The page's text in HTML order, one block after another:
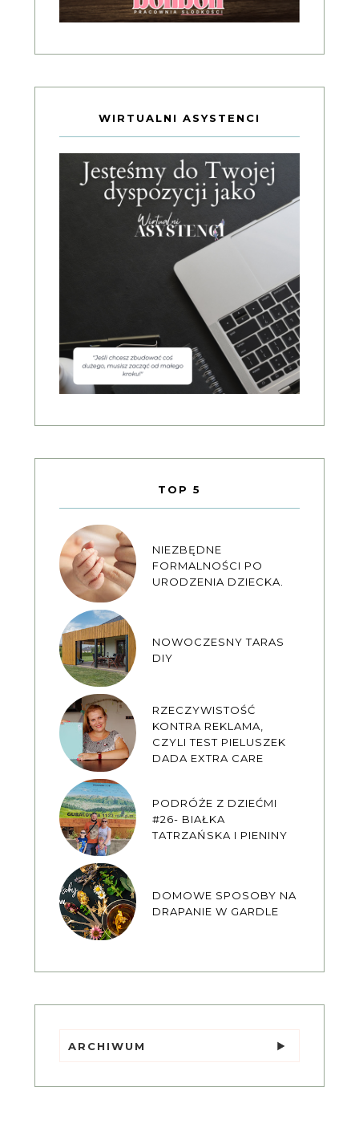
WIRTUALNI ASYSTENCI
TOP 5
NIEZBĘDNE
FORMALNOŚCI PO
URODZENIA DZIECKA.
NOWOCZESNY TARAS
DIY
RZECZYWISTOŚĆ
KONTRA REKLAMA,
CZYLI TEST PIELUSZEK
DADA EXTRA CARE
PODRÓŻE Z DZIEĆMI
#26- BIAŁKA
TATRZAŃSKA I PIENINY
DOMOWE SPOSOBY NA
DRAPANIE W GARDLE
ARCHIWUM